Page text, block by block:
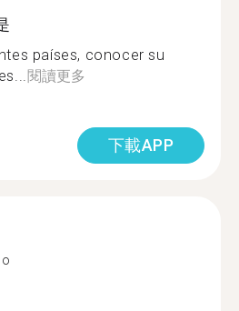
países, conocer su
閱讀更多
下載APP